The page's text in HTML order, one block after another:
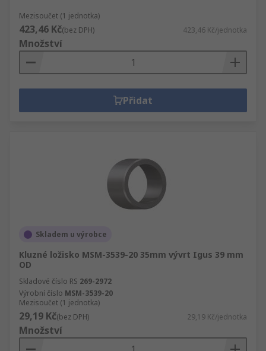
Mezisoučet (1 jednotka)
423,46 Kč(bez DPH) 423,46 Kč/jednotka
Množství
Přidat
Skladem u výrobce
Kluzné ložisko MSM-3539-20 35mm vývrt Igus 39 mm
OD
Skladové číslo RS 269-2972
Výrobní číslo MSM-3539-20
Mezisoučet (1 jednotka)
29,19 Kč(bez DPH) 29,19 Kč/jednotka
Množství